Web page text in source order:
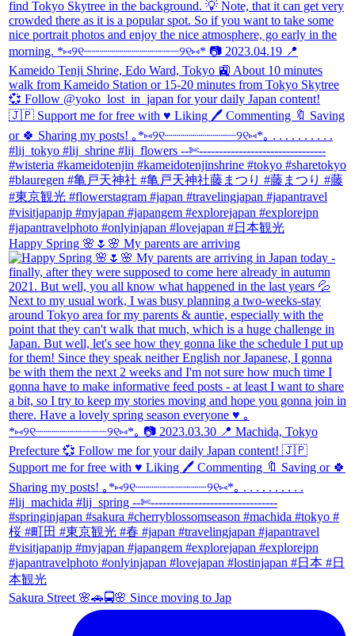
Happy Spring 🌸🌷🌸 My parents are arriving
Sakura Street 🌸🚗🚍🌸 Since moving to Jap